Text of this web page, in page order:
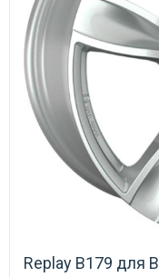
Replay B179 для